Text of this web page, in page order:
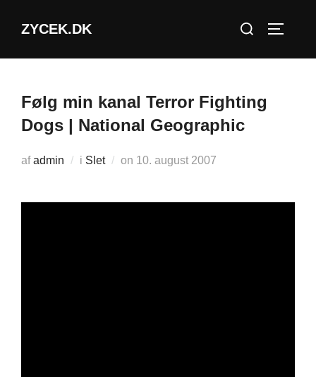
ZYCEK.DK
Søg
Følg min kanal Terror Fighting
Dogs | National Geographic
afadmin i Slet on Udgivet
10. august 2007